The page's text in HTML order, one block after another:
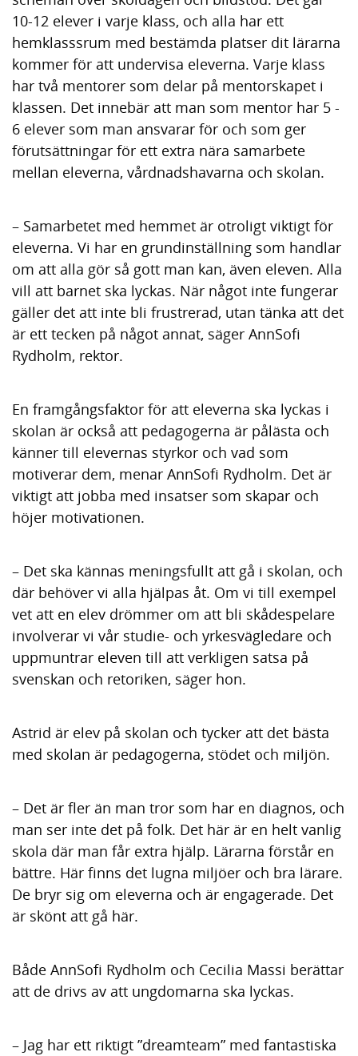
10-12 elever i varje klass, och alla har ett
hemklasssrum med bestämda platser dit lärarna
kommer för att undervisa eleverna. Varje klass
har två mentorer som delar på mentorskapet i
klassen. Det innebär att man som mentor har 5 -
6 elever som man ansvarar för och som ger
förutsättningar för ett extra nära samarbete
mellan eleverna, vårdnadshavarna och skolan.
– Samarbetet med hemmet är otroligt viktigt för
eleverna. Vi har en grundinställning som handlar
om att alla gör så gott man kan, även eleven. Alla
vill att barnet ska lyckas. När något inte fungerar
gäller det att inte bli frustrerad, utan tänka att det
är ett tecken på något annat, säger AnnSofi
Rydholm, rektor.
En framgångsfaktor för att eleverna ska lyckas i
skolan är också att pedagogerna är pålästa och
känner till elevernas styrkor och vad som
motiverar dem, menar AnnSofi Rydholm. Det är
viktigt att jobba med insatser som skapar och
höjer motivationen.
– Det ska kännas meningsfullt att gå i skolan, och
där behöver vi alla hjälpas åt. Om vi till exempel
vet att en elev drömmer om att bli skådespelare
involverar vi vår studie- och yrkesvägledare och
uppmuntrar eleven till att verkligen satsa på
svenskan och retoriken, säger hon.
Astrid är elev på skolan och tycker att det bästa
med skolan är pedagogerna, stödet och miljön.
– Det är fler än man tror som har en diagnos, och
man ser inte det på folk. Det här är en helt vanlig
skola där man får extra hjälp. Lärarna förstår en
bättre. Här finns det lugna miljöer och bra lärare.
De bryr sig om eleverna och är engagerade. Det
är skönt att gå här.
Både AnnSofi Rydholm och Cecilia Massi berättar
att de drivs av att ungdomarna ska lyckas.
– Jag har ett riktigt ”dreamteam” med fantastiska